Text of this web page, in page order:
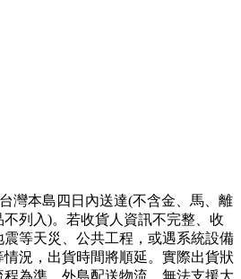
灣本島四日內送達(不含金、馬、離
列入)。若收貨人資訊不完整、收
等天災、公共工程，或遇系統設備
況，出貨時間將順延。實際出貨狀
為準。外島配送物流，無法支援大